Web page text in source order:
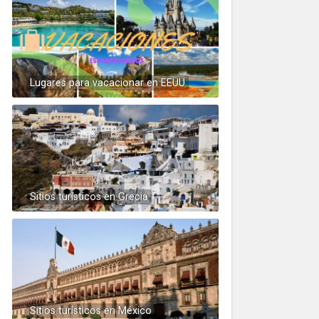
Lugares para vacacionar en EEUU
Sitios turísticos en Grecia
Sitios turísticos en México